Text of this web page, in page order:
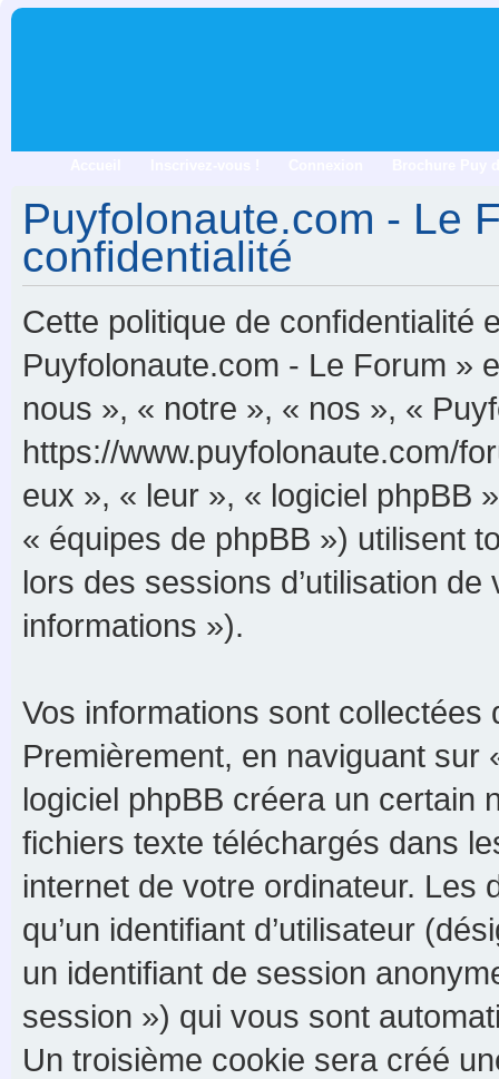
Puyfolonaute.com - Le
confidentialité
Cette politique de confidentialité
Puyfolonaute.com - Le Forum »
nous », « notre », « nos », «
https://www.puyfolonaute.com/
eux », « leur », « logiciel phpBB
« équipes de phpBB ») utilisent
lors des sessions d’utilisation
informations »).
Vos informations sont
Premièrement, en naviguant sur
logiciel phpBB créera un certain
fichiers texte téléchargés dans
internet de votre ordinateur. Les
qu’un identifiant d’utilisateur
un identifiant de session
session ») qui vous sont
Un troisième cookie sera créé